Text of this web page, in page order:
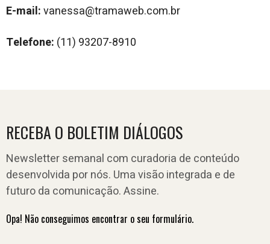
E-mail:vanessa@tramaweb.com.br
Telefone: (11) 93207-8910
RECEBA O BOLETIM DIÁLOGOS
Newsletter semanal com curadoria de conteúdo
desenvolvida por nós. Uma visão integrada e de
futuro da comunicação. Assine.
Opa! Não conseguimos encontrar o seu formulário.